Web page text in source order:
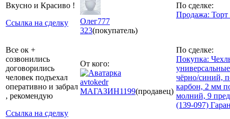
Вкусно и Красиво !
Ссылка на сделку
Олег777
323(покупатель)
По сделке:
Продажа: Торт
Все ок +
созвонились
договорились
человек подъехал
оперативно и забрал
, рекомендую
Ссылка на сделку
От кого:
avtokedr
МАГАЗИН1199(продавец)
По сделке:
Покупка:
чёрно/синий,
карбон, 2 мм
молний, 9
(139-097)